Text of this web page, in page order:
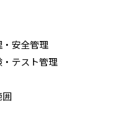
・安全管理
・テスト管理
囲